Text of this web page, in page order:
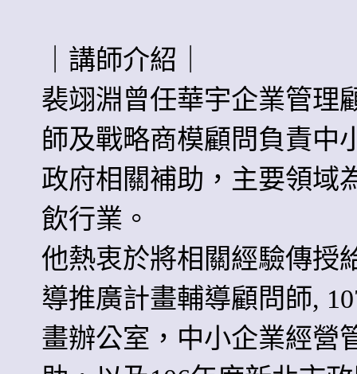
｜講師介紹｜
裴翊淵曾任華宇企業管理
師及戰略商模顧問負責中
政府相關補助，主要領域
飲行業。
他熱衷於將相關經驗傳授
導推廣計畫輔導顧問師,
畫辦公室，中小企業經營